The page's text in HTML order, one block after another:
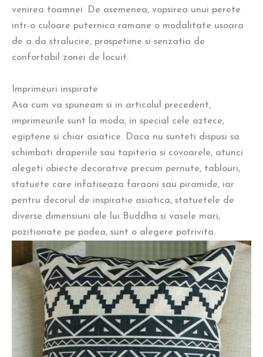
venirea toamnei. De asemenea, vopsirea unui perete
intr-o culoare puternica ramane o modalitate usoara
de a da stralucire, prospetime si senzatia de
confortabil zonei de locuit.
Imprimeuri inspirate
Asa cum va spuneam si in articolul precedent,
imprimeurile sunt la moda, in special cele aztece,
egiptene si chiar asiatice. Daca nu sunteti dispusi sa
schimbati draperiile sau tapiteria si covoarele, atunci
alegeti obiecte decorative precum pernute, tablouri,
statuete care infatiseaza faraoni sau piramide, iar
pentru decorul de inspiratie asiatica, statuetele de
diverse dimensiuni ale lui Buddha si vasele mari,
pozitionate pe podea, sunt o alegere potrivita.